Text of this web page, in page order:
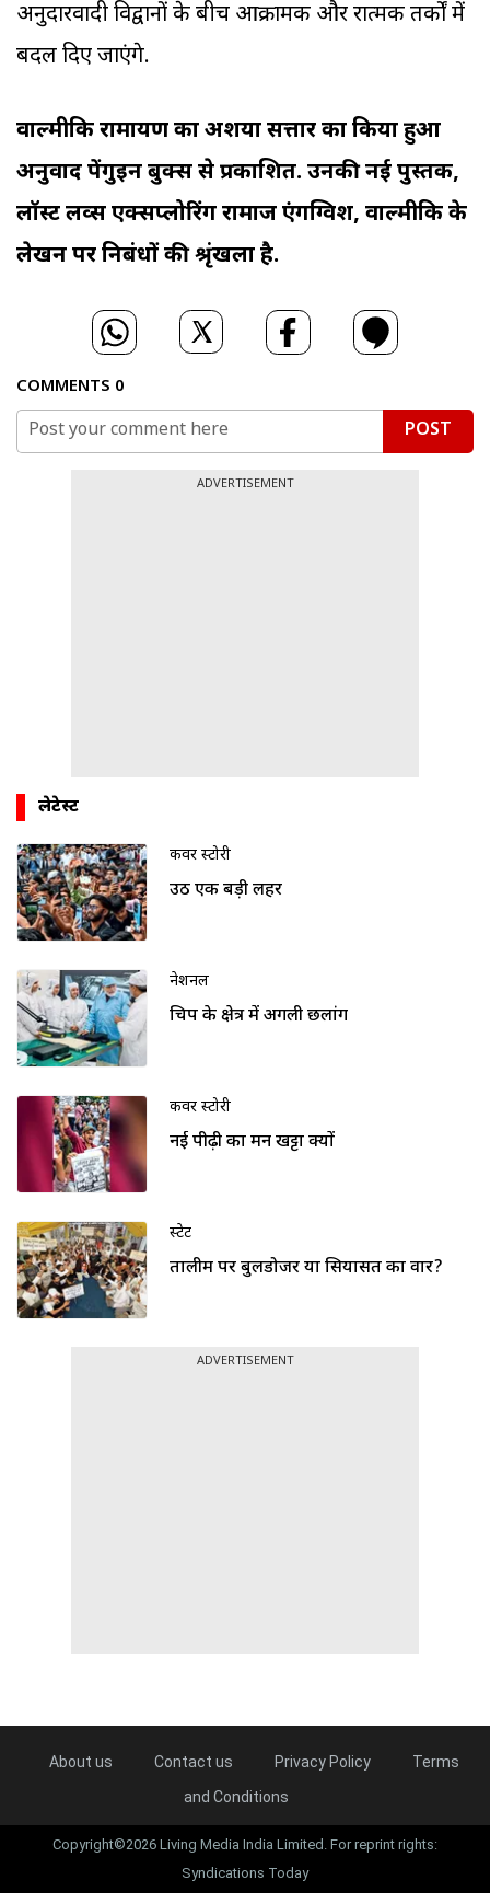
अनुदारवादी विद्वानों के बीच आक्रामक और रक्षात्मक तर्कों में
बदल दिए जाएंगे.
वाल्मीकि रामायण का अर्शिया सत्तार का किया हुआ
अनुवाद पेंगुइन बुक्स से प्रकाशित. उनकी नई पुस्तक,
लॉस्ट लव्स एक्सप्लोरिंग रामाज एंगग्विश, वाल्मीकि के
लेखन पर निबंधों की श्रृंखला है.
COMMENTS 0
POST
ADVERTISEMENT
लेटेस्ट
कवर स्टोरी
उठी एक बड़ी लहर
नेशनल
चिप के क्षेत्र में अगली छलांग
कवर स्टोरी
नई पीढ़ी का मन खट्टा क्यों
स्टेट
तालीम पर बुलडोजर या सियासत का वार?
ADVERTISEMENT
About us Contact us Privacy Policy
Terms
and Conditions
Copyright©2026 Living Media India Limited. For reprint rights:
Syndications Today